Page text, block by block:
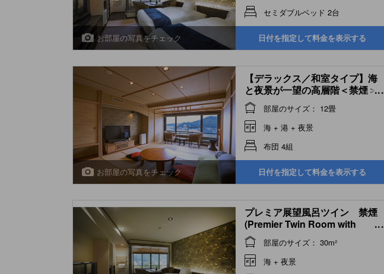
お部屋の写真をチェック
セミダブルベッド 2台
日付を指定して料金を表示する
お部屋の写真をチェック
【デラックス／和室タイプ】海
と夜景が一望の高層階＜禁煙＞
(Deluxe Japanese-style Room
(Upper Floors) )
...
部屋のサイズ： 12畳
海 + 港 + 夜景
布団 4組
日付を指定して料金を表示する
プレミア展望風呂ツイン 禁煙
(Premier Twin Room with
Scenic View Bath )
...
部屋のサイズ： 30m²
海 + 夜景